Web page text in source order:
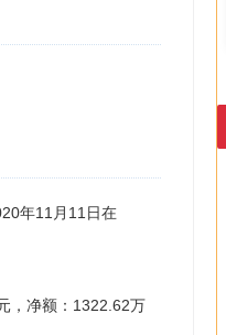
年11月11日在
，净额：1322.62万